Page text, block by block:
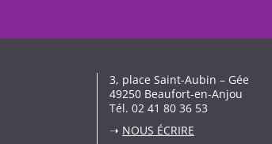
3, place Saint-Aubin – Gée
49250 Beaufort-en-Anjou
Tél. 02 41 80 36 53
➝ NOUS ÉCRIRE